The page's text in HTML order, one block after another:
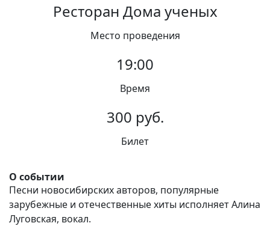
Ресторан Дома ученых
Место проведения
19:00
Время
300 руб.
Билет
О событии
Песни новосибирских авторов, популярные
зарубежные и отечественные хиты исполняет Алина
Луговская, вокал.